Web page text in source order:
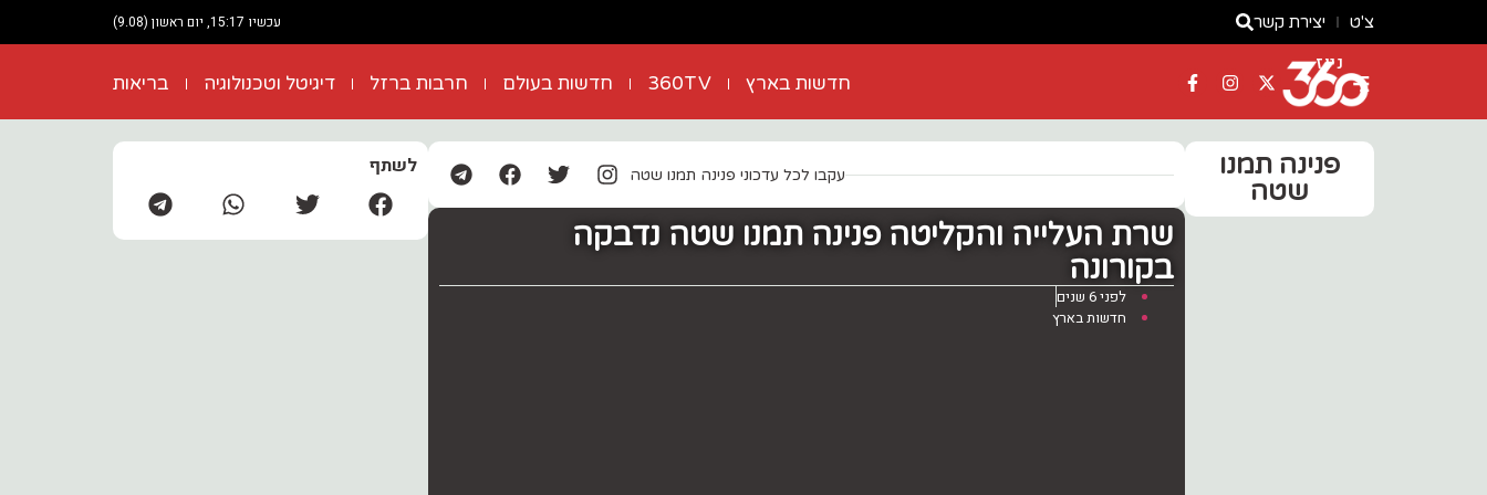
צ'ט יצירת קשר עכשיו 15:17, יום ראשון (9.08)
ניוז
חדשות בארץ 360TV חדשות בעולם חרבות ברזל דיגיטל וטכנולוגיה בריאות
פנינה תמנו
שטה
עקבו לכל עדכוני פנינה תמנו שטה
שרת העלייה והקליטה פנינה תמנו שטה נדבקה
בקורונה
לפני 6 שנים
חדשות בארץ
לשתף